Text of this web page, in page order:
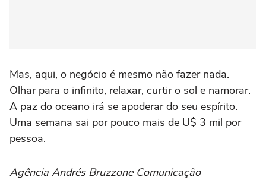
Mas, aqui, o negócio é mesmo não fazer nada.
Olhar para o infinito, relaxar, curtir o sol e namorar.
A paz do oceano irá se apoderar do seu espírito.
Uma semana sai por pouco mais de U$ 3 mil por
pessoa.
Agência Andrés Bruzzone Comunicação